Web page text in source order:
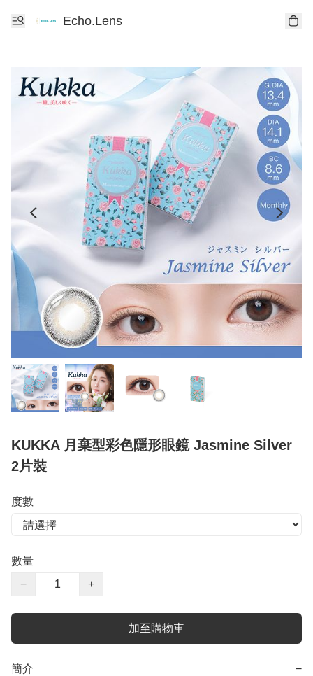
Echo.Lens
KUKKA 月棄型彩色隱形眼鏡 Jasmine Silver
2片裝
度數
數量
−
+
加至購物車
簡介 −